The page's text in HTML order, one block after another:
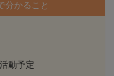
分かること
動予定